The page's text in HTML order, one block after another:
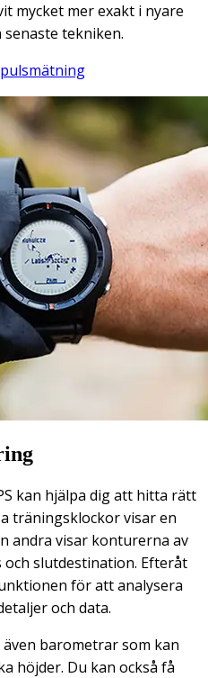
mycket mer exakt i nyare
senaste tekniken.
kan hjälpa dig att hitta rätt
träningsklockor visar en
andra visar konturerna av
slutdestination. Efteråt
för att analysera
och data.
barometrar som kan
höjder. Du kan också få